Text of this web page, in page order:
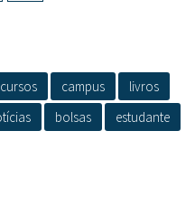
cursos campus
livros
bolsas
estudante